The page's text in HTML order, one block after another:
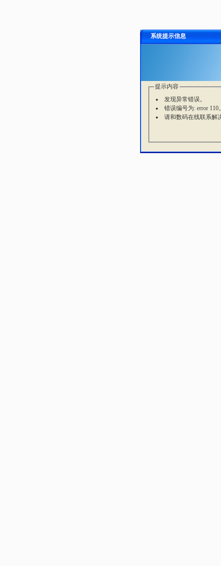
系统提示信息
提示内容
发现异常错误。
错误编号为: error 110
请和数码在线联系解